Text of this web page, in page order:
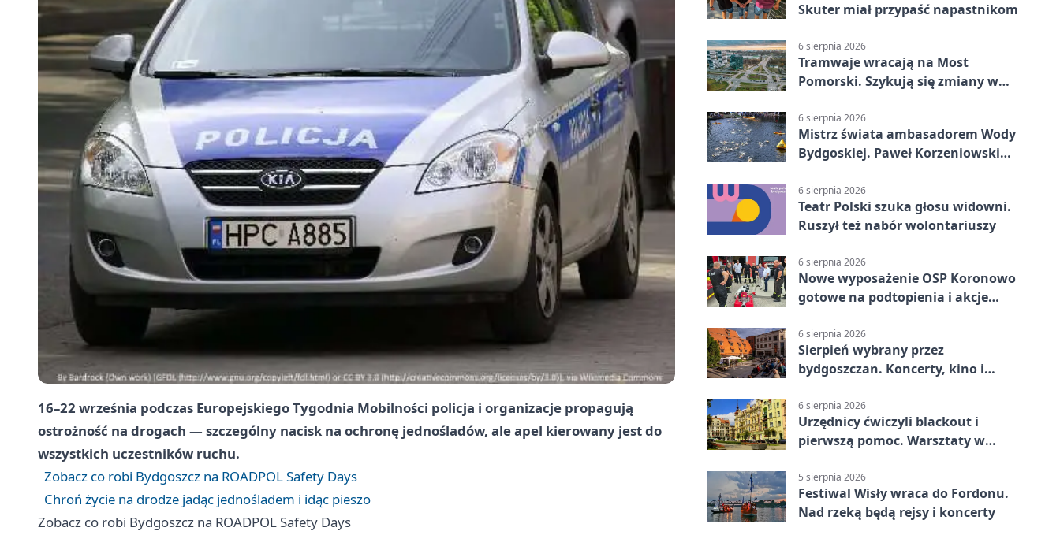
16–22 września podczas Europejskiego Tygodnia Mobilności policja i organizacje propagują
ostrożność na drogach — szczególny nacisk na ochronę jednośladów, ale apel kierowany jest do
wszystkich uczestników ruchu.
Zobacz co robi Bydgoszcz na ROADPOL Safety Days
Chroń życie na drodze jadąc jednośladem i idąc pieszo
Zobacz co robi Bydgoszcz na ROADPOL Safety Days
Skuter miał przypaść napastnikom
6 sierpnia 2026
Tramwaje wracają na Most
Pomorski. Szykują się zmiany w
6 sierpnia 2026
Mistrz świata ambasadorem Wody
Bydgoskiej. Paweł Korzeniowski
6 sierpnia 2026
Teatr Polski szuka głosu widowni.
Ruszył też nabór wolontariuszy
6 sierpnia 2026
Nowe wyposażenie OSP Koronowo
gotowe na podtopienia i akcje
6 sierpnia 2026
Sierpień wybrany przez
bydgoszczan. Koncerty, kino i
6 sierpnia 2026
Urzędnicy ćwiczyli blackout i
pierwszą pomoc. Warsztaty w
5 sierpnia 2026
Festiwal Wisły wraca do Fordonu.
Nad rzeką będą rejsy i koncerty